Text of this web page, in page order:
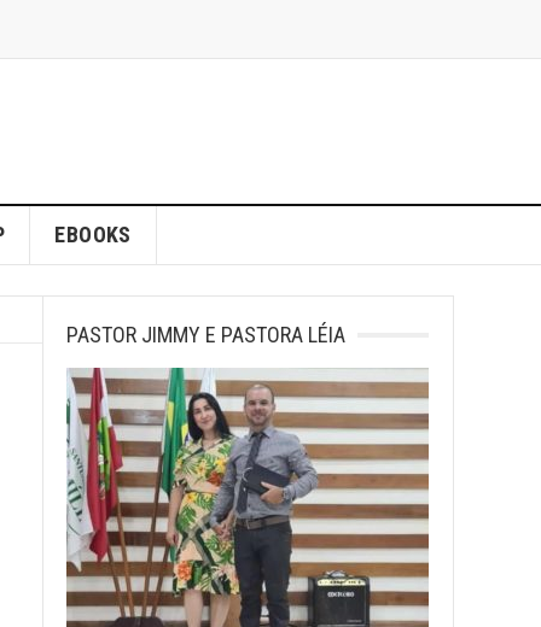
EBOOKS
PASTOR JIMMY E PASTORA LÉIA